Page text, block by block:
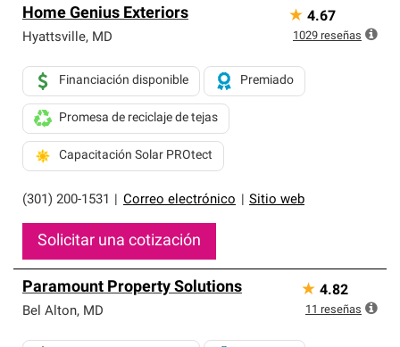
Corning constituyen el nivel superior de nuestra red
exclusiva y cumplen con estándares estrictos de
Solo ellos pueden ofrecer nuestra mejor garantía de
sistemas de techos.
Home Genius Exteriors
Hyattsville, MD
(301) 200-1531 Correo electrónico Sitio web
Financiación disponible Premiado
Promesa de reciclaje de tejas
Capacitación Solar PROtect
Solicitar una cotización
★ 4.67
1029 reseñas
Paramount Property Solutions
Bel Alton, MD
★ 4.82
11 reseñas